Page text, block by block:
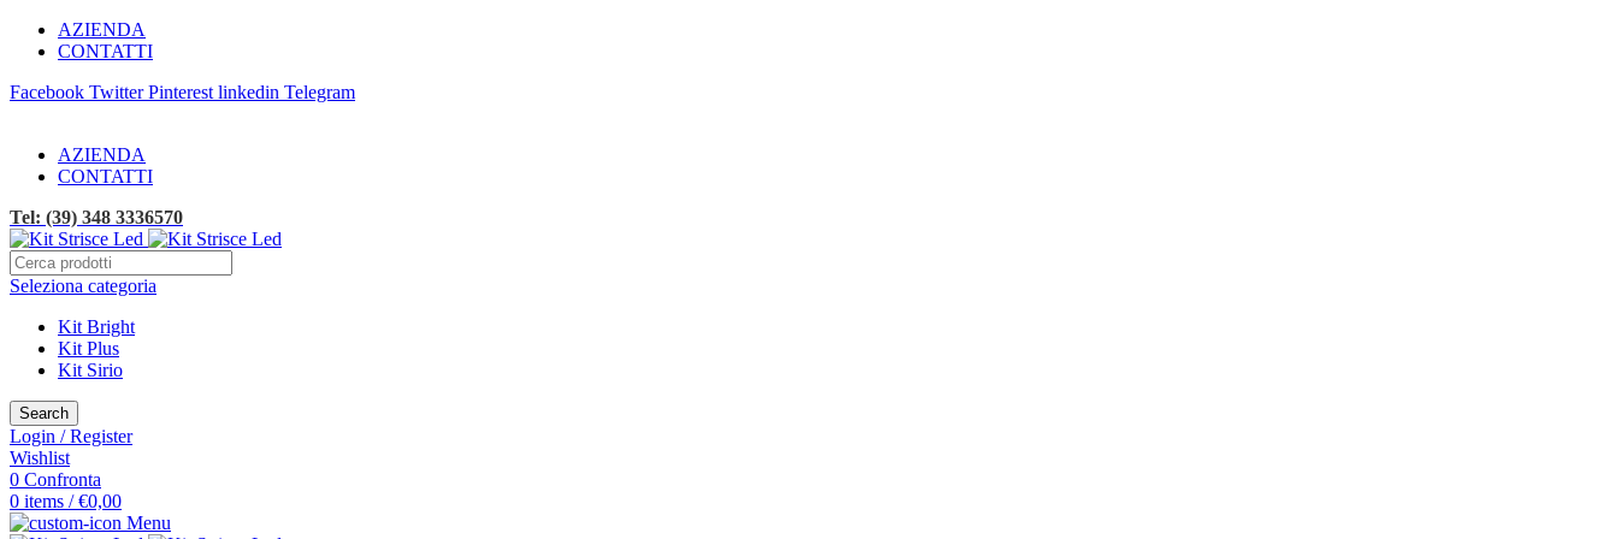
AZIENDA
CONTATTI
Facebook Twitter Pinterest linkedin Telegram
AZIENDA
CONTATTI
Tel: (39) 348 3336570
Seleziona categoria
Kit Bright
Kit Plus
Kit Sirio
Search
Login / Register
Wishlist
0 Confronta
0 items / €0,00
Menu